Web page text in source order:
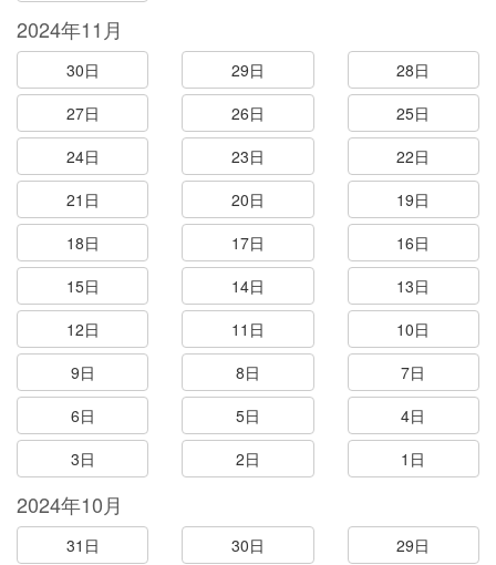
2024年11月
30日 29日
28日
27日
26日
25日
24日
23日
22日
21日
20日
19日
18日
17日
16日
15日
14日
13日
12日
11日
10日
9日
8日
7日
6日
5日
4日
3日
2日 1日
2024年10月
31日 30日
29日